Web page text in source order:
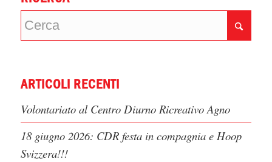
ARTICOLI RECENTI
Volontariato al Centro Diurno Ricreativo Agno
18 giugno 2026: CDR festa in compagnia e Hoop
Svizzera!!!